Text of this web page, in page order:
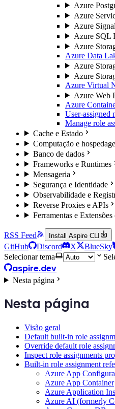
Azure
Azure
Azure
Azure SQL
Azure
Azure Data
Azure
Azure
Azure Virtual
Azure Web
Azure
User-assigned
Manage role
Cache e Estado
Computação e
Banco de dados
Frameworks e Runtimes
Mensageria
Segurança e Identidade
Observabilidade e
Reverse Proxies e APIs
Ferramentas e
RSS Feed Install Aspire CLI
GitHub Discord X BlueSky
Selecionar tema
aspire.dev
Nesta página
Nesta página
Visão geral
Default built-in role
Override default role
Inspect role assignments
Built-in role assignment
Azure App
Azure App Container
Azure Application
Azure AI (formerly